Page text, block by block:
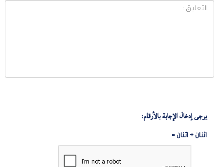
يرجى إدخال الإجابة بالأرقام:
اثنان + اثنان =